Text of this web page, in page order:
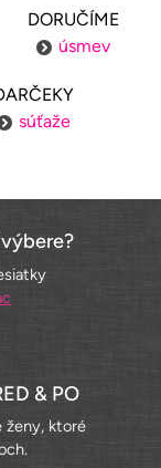
DORUČÍME
úsmev
súťaže
& PO
ženy, ktoré